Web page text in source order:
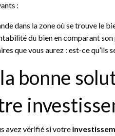
:
dans la zone où se trouve le
du bien en comparant
que vous aurez : est-ce qu’ils
bonne
avez vérifié si votre